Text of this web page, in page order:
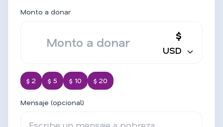
Monto a donar
$
USD
$ 2 $ 5 $ 10 $ 20
Mensaje (opcional)